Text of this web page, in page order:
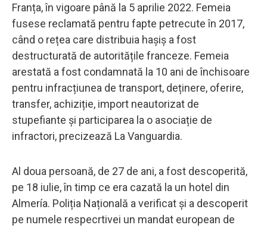
Franța, în vigoare până la 5 aprilie 2022. Femeia
fusese reclamată pentru fapte petrecute în 2017,
când o rețea care distribuia hașiș a fost
destructurată de autoritățile franceze. Femeia
arestată a fost condamnată la 10 ani de închisoare
pentru infracțiunea de transport, deținere, oferire,
transfer, achiziție, import neautorizat de
stupefiante și participarea la o asociație de
infractori, precizează La Vanguardia.
Al doua persoană, de 27 de ani, a fost descoperită,
pe 18 iulie, în timp ce era cazată la un hotel din
Almería. Poliția Națională a verificat și a descoperit
pe numele respecrtivei un mandat european de